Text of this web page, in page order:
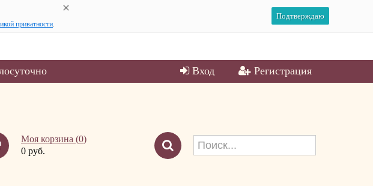
приватности.
Подтверждаю
Вход Регистрация
Моя корзина (0)
0 руб.